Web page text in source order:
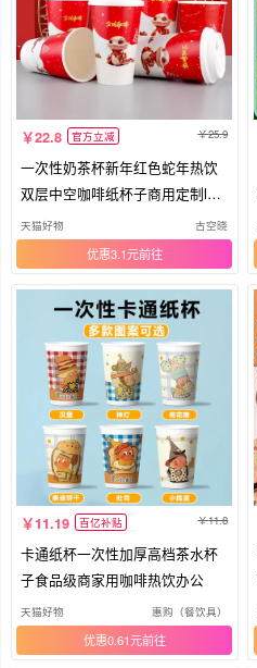
22.8 官方立减 25.9
一次性奶茶杯新年红色蛇年热饮
双层中空咖啡纸杯子商用定制log
oAI
天猫好物 古空晓
优惠3.1元
11.19 百亿补贴 11.8
卡通纸杯一次性加厚高档茶水杯
子食品级商家用咖啡热饮办公
天猫好物 惠购（餐饮具）
优惠0.61元